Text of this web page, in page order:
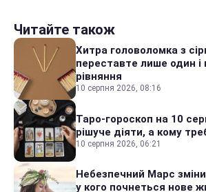
Читайте також
Хитра головоломка з
переставте лише один і
рівняння
10 серпня 2026, 08:16
Таро-гороскоп на 10
рішуче діяти, а кому
10 серпня 2026, 06:21
Небезпечний Марс
у кого почнеться нове